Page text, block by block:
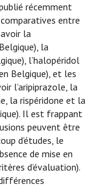
récemment
entre
la
la
l’halopéridol
Belgique), et les
l’aripiprazole, la
la rispéridone et la
Il est frappant
peuvent être
d’études, le
de mise en
d’évaluation).